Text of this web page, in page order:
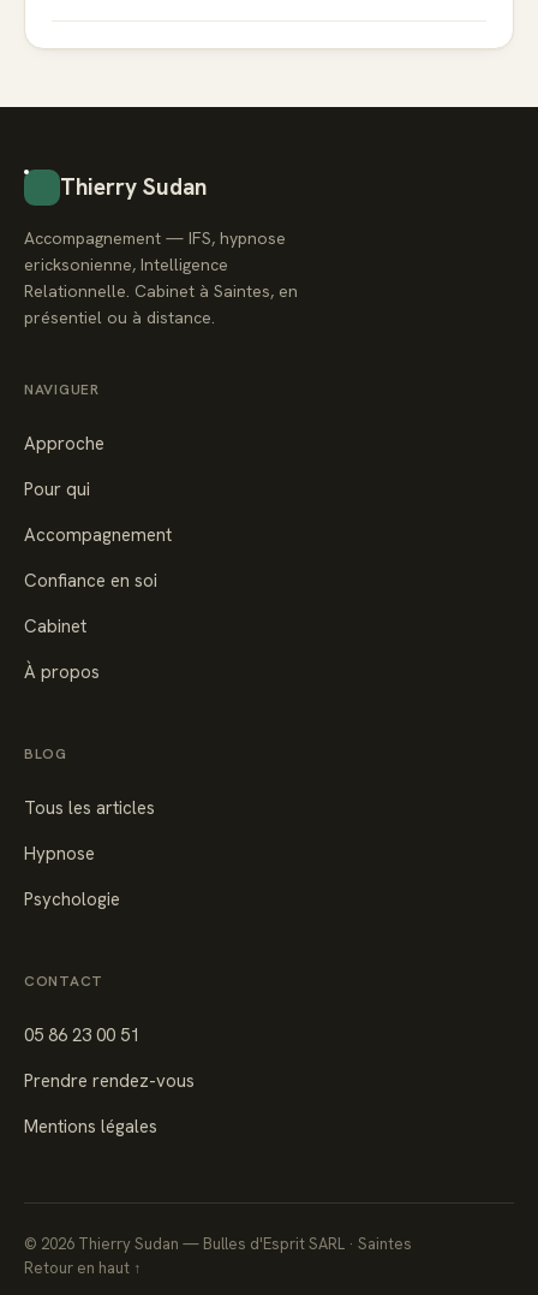
Thierry Sudan
Accompagnement — IFS, hypnose
ericksonienne, Intelligence
Relationnelle. Cabinet à Saintes, en
présentiel ou à distance.
NAVIGUER
Approche
Pour qui
Accompagnement
Confiance en soi
Cabinet
À propos
BLOG
Tous les articles
Hypnose
Psychologie
CONTACT
05 86 23 00 51
Prendre rendez-vous
Mentions légales
© 2026 Thierry Sudan — Bulles d'Esprit SARL · Saintes
Retour en haut ↑